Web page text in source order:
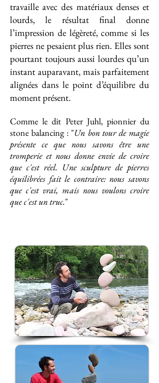
travaille avec des matériaux denses et
lourds, le résultat final donne
l’impression de légèreté, comme si les
pierres ne pesaient plus rien. Elles sont
pourtant toujours aussi lourdes qu’un
instant auparavant, mais parfaitement
alignées dans le point d’équilibre du
moment présent.
Comme le dit Peter Juhl, pionnier du
stone balancing : "Un bon tour de magie
présente ce que nous savons être une
tromperie et nous donne envie de croire
que c'est réel. Une sculpture de pierres
équilibrées fait le contraire: nous savons
que c'est vrai, mais nous voulons croire
que c'est un truc."